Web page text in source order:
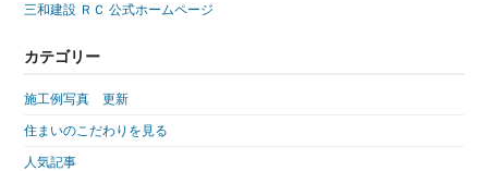
三和建設 ＲＣ 公式ホームページ
カテゴリー
施工例写真 更新
住まいのこだわりを見る
人気記事